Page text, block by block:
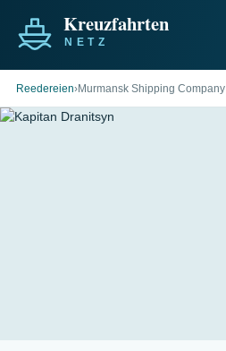
Reedereien›Murmansk Shipping Company